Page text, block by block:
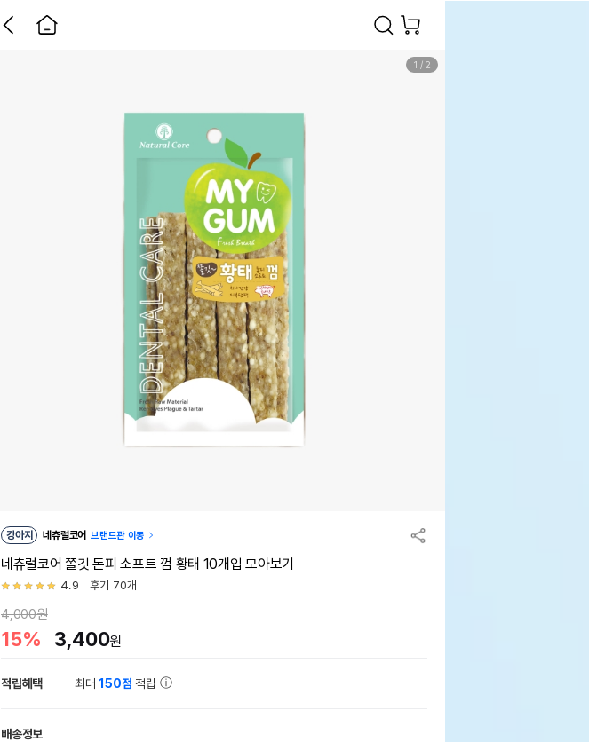
1 / 2
강아지 네츄럴코어 브랜드관 이동
네츄럴코어 쫄깃 돈피 소프트 껌 황태 10개입 모아보기
4.9 후기 70개
4,000원
15% 3,400원
적립혜택 최대150점 적립
배송정보